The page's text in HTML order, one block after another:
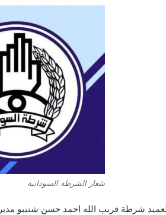
شعار الشرطة السودانية
شرطة قريب الله احمد حسن شنيبو